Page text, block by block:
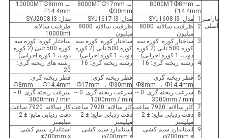
8000MTФ8mm →
F14.4mm
8000MTФ17mm →
Ф30mm
10000MTФ8mm →
F14.4mm
پارامتر
اصلی
1 مدل: SYJ1608-I3 مدل: SYJ1617-I3
مدل: SYJ2008-I3
2
ظرفیت سالانه: 8000
میلیون
ظرفیت سالانه: 8000
میلیون
ظرفیت سالانه:
10000mt
3
ساختار کوره: کوره سه
کوره 500 تایی (2 کوره
ذوب، 1 کوره اجرایی)
ساختار کوره: کوره سه
کوره 500 تایی (2 کوره
ذوب، 1 کوره اجرایی)
ساختار کوره: کوره سه
کوره 500 تایی (2 کوره
ذوب، 1 کوره اجرایی)
4
رشته ریخته گری: 16 رشته ریخته گری: 16
رشته های ریخته گری:
20
5
قطر ریخته گری:
Ф8mm → Ф14.4mm
قطر ریخته گری:
Ф17mm → Ф30mm
قطر ریخته گری:
Ф8mm → Ф14.4mm
6
سرعت ریخته گری: 0 ~
3000mm / min
سرعت ریخته گری: 0 ~
1000mm / min
سرعت ریخته گری: 0 ~
3000mm / min
7 کار سالانه: 7920 ساعت کار سالانه: 7920 ساعت
کار سالانه: 7920 ساعت
8
دقت ردیابی مایع: ± 2
میلیمتر
دقت ردیابی مایع: ± 2
میلیمتر
دقت ردیابی مایع: ± 2
میلیمتر
9
استاندارد سیم کشی:
استاندارد سیم کشی:
استاندارد سیم کشی: